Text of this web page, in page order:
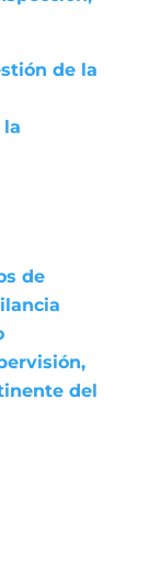
de la
de
del